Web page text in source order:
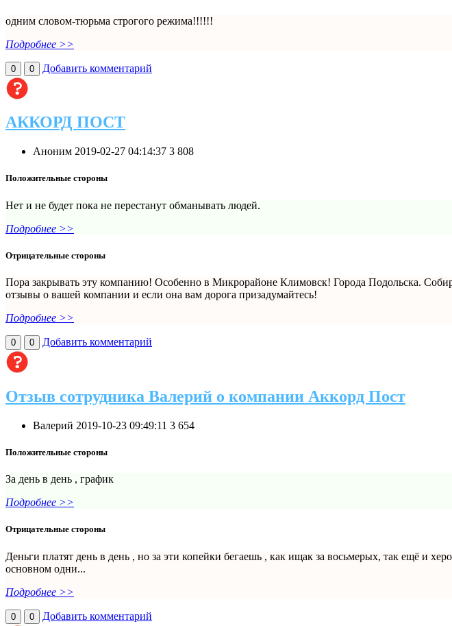
одним словом-тюрьма строгого режима!!!!!!
Подробнее >>
0 0 Добавить комментарий
АККОРД ПОСТ
Аноним 2019-02-27 04:14:37 3 808
Положительные стороны
Нет и не будет пока не перестанут обманывать людей.
Подробнее >>
Отрицательные стороны
Пора закрывать эту компанию! Особенно в Микрорайоне Климовск! Города Подольска.
отзывы о вашей компании и если она вам дорога призадумайтесь!
Подробнее >>
0 0 Добавить комментарий
Отзыв сотрудника Валерий о компании Аккорд Пост
Валерий 2019-10-23 09:49:11 3 654
Положительные стороны
За день в день , график
Подробнее >>
Отрицательные стороны
Деньги платят день в день , но за эти копейки бегаешь , как ищак за восьмерых, так ещё и
основном одни...
Подробнее >>
0 0 Добавить комментарий